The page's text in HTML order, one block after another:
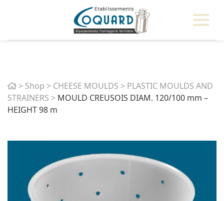
Home
> Shop > CHEESE MOULDS > PLASTIC MOULDS AND
STRAINERS > MOULD CREUSOIS DIAM. 120/100 mm –
HEIGHT 98 m